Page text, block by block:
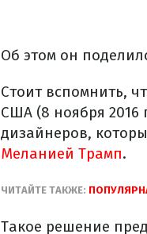
Об этом он
Стоит вспомнить,
США (8 ноября 2016
дизайнеров,
Меланией Трамп.
ЧИТАЙТЕ ТАКЖЕ:
Такое решение